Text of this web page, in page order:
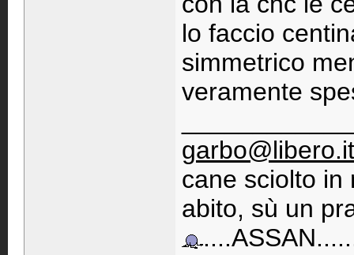
lo faccio
simmetrico
veramente
garbo@libero.it
cane sciolto in
abito, sù un